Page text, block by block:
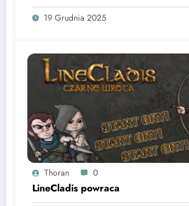
19 Grudnia 2025
Thoran 0
LineCladis powraca